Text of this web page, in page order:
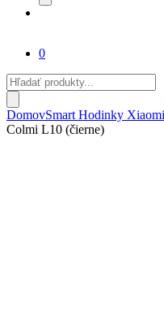
0
Products
search
DomovSmart Hodinky Xiaomi
Colmi L10 (čierne)